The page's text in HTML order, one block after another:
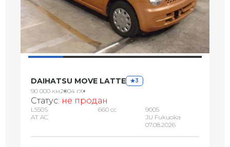
DAIHATSU MOVE LATTE 3
90 000 км2004 гX
Статус: не продан
L550S
AT AC
660 сс
9005
JU Fukuoka
07.08.2026